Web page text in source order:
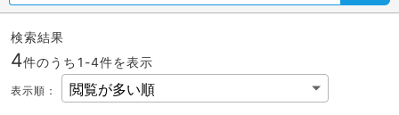
検索結果
4件のうち1-4件を表示
表示順 ：